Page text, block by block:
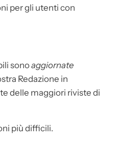
per gli utenti con
sonoaggiornate
Redazione in
delle maggiori riviste di
più difficili.